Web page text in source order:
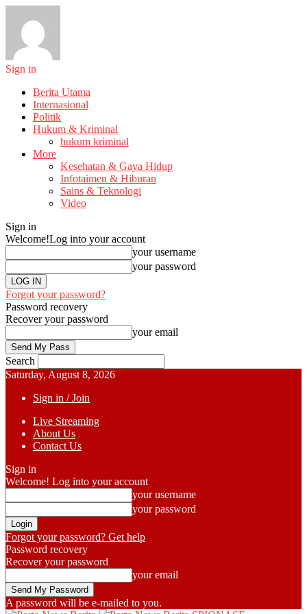
Sign in
Berita Utama
Internasional
Politik
Hukum & Kriminal
hukum kriminal
More
Kesehatan & Gaya Hidup
Infotaimen & Hiburan
Sains & Teknologi
Video
Sign in
Welcome!Log into your account
your username
your password
Forgot your password?
Password recovery
Recover your password
your email
Search
Saturday, August 8, 2026
Sign in / Join
Live Streaming
About Us
Contact Us
Sign in
Welcome! Log into your account
your username
your password
Forgot your password? Get help
Password recovery
Recover your password
your email
A password will be e-mailed to you.